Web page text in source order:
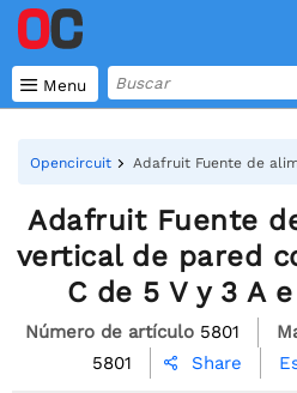
 Menu
Opencircuit Adafruit Fuente de
Adafruit Fuente
vertical de pared
C de 5 V y 3 A
Número de artículo 5801
5801
 Share